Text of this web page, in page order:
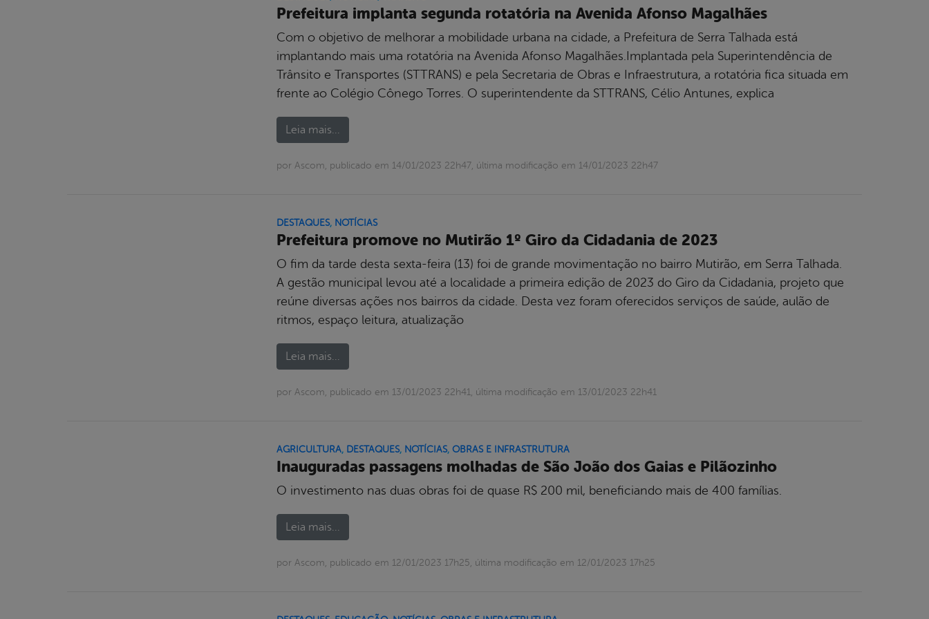
Prefeitura implanta segunda rotatória na Avenida Afonso Magalhães
Com o objetivo de melhorar a mobilidade urbana na cidade, a Prefeitura de Serra Talhada está
implantando mais uma rotatória na Avenida Afonso Magalhães.Implantada pela Superintendência de
Trânsito e Transportes (STTRANS) e pela Secretaria de Obras e Infraestrutura, a rotatória fica situada em
frente ao Colégio Cônego Torres. O superintendente da STTRANS, Célio Antunes, explica
Leia mais...
por Ascom, publicado em 14/01/2023 22h47, última modificação em 14/01/2023 22h47
DESTAQUES, NOTÍCIAS
Prefeitura promove no Mutirão 1º Giro da Cidadania de 2023
O fim da tarde desta sexta-feira (13) foi de grande movimentação no bairro Mutirão, em Serra Talhada.
A gestão municipal levou até a localidade a primeira edição de 2023 do Giro da Cidadania, projeto que
reúne diversas ações nos bairros da cidade. Desta vez foram oferecidos serviços de saúde, aulão de
ritmos, espaço leitura, atualização
Leia mais...
por Ascom, publicado em 13/01/2023 22h41, última modificação em 13/01/2023 22h41
AGRICULTURA, DESTAQUES, NOTÍCIAS, OBRAS E INFRASTRUTURA
Inauguradas passagens molhadas de São João dos Gaias e Pilãozinho
O investimento nas duas obras foi de quase R$ 200 mil, beneficiando mais de 400 famílias.
Leia mais...
por Ascom, publicado em 12/01/2023 17h25, última modificação em 12/01/2023 17h25